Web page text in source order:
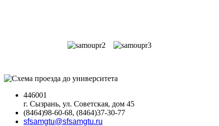
446001
г. Сызрань, ул. Советская, дом 45
(8464)98-60-68, (8464)37-30-77
sfsamgtu@sfsamgtu.ru